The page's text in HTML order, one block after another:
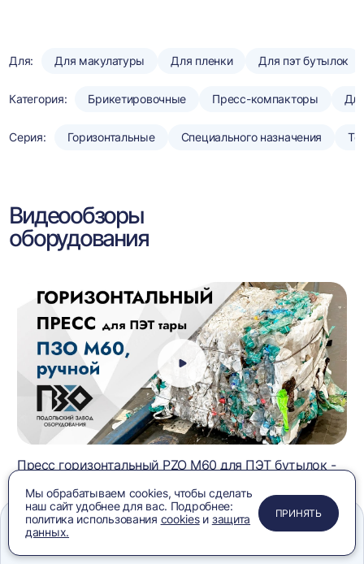
Для: Для макулатуры Для пленки Для пэт бутылок
Категория: Брикетировочные Пресс-компакторы
Серия: Горизонтальные Специального назначения
Видеообзоры
оборудования
Пресс горизонтальный PZO M60 для ПЭТ бутылок -
ВСЕ ВИДЕО
ПРИМЕНИТЬ
ЗАКРЫТЬ
ЗАКРЫТЬ
ЗАКРЫТЬ
Мы обрабатываем cookies, чтобы сделать
наш сайт удобнее для вас. Подробнее:
политика использования cookiesи защита
данных.
ПРИНЯТЬ